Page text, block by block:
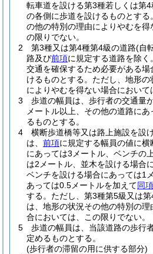
転車道を設ける第3種若しくは第
の各側に歩道を設けるものとする。
の他の特別の理由によりやむを得
の限りでない。
2
第3種又は第4種第4級の道路(自
路及び前項に規定する道路を除く
交通を確保するため必要がある
けるものとする。 ただし、地形の
によりやむを得ない場合において
3
歩道の幅員は、歩行者の交通量
メートル以上、その他の道路に
るものとする。
4
横断歩道橋等又は路上施設を設
は、 前項に規定する幅員の値に
にあっては3メートル、ベンチの
は2メートル、並木を設ける場合
ベンチを設ける場合にあっては1
あっては0.5メートルを加えて同項
する。 ただし、第3種第5級又は
は、地形の状況その他の特別の
合においては、この限りでない。
5
歩道の幅員は、当該道路の歩行
定めるものとする。
(歩行者の滞留の用に供する部分)